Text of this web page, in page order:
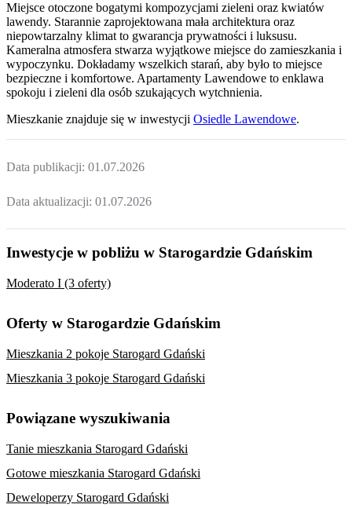
Miejsce otoczone bogatymi kompozycjami zieleni oraz kwiatów
lawendy. Starannie zaprojektowana mała architektura oraz
niepowtarzalny klimat to gwarancja prywatności i luksusu.
Kameralna atmosfera stwarza wyjątkowe miejsce do zamieszkania i
wypoczynku. Dokładamy wszelkich starań, aby było to miejsce
bezpieczne i komfortowe. Apartamenty Lawendowe to enklawa
spokoju i zieleni dla osób szukających wytchnienia.
Mieszkanie znajduje się w inwestycji Osiedle Lawendowe.
Data publikacji: 01.07.2026
Data aktualizacji: 01.07.2026
Inwestycje w pobliżu w Starogardzie Gdańskim
Moderato I (3 oferty)
Oferty w Starogardzie Gdańskim
Mieszkania 2 pokoje Starogard Gdański
Mieszkania 3 pokoje Starogard Gdański
Powiązane wyszukiwania
Tanie mieszkania Starogard Gdański
Gotowe mieszkania Starogard Gdański
Deweloperzy Starogard Gdański